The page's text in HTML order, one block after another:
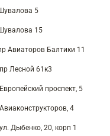
5
15
Авиаторов Балтики 11
Лесной 61к3
проспект, 5
4
Дыбенко, 20, корп 1